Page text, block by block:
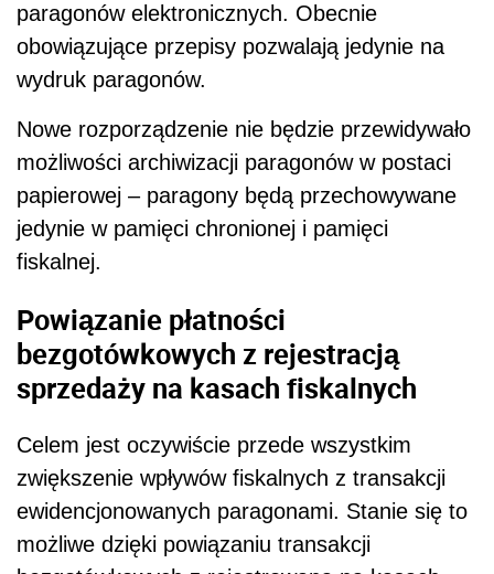
paragonów elektronicznych. Obecnie
obowiązujące przepisy pozwalają jedynie na
wydruk paragonów.
Nowe rozporządzenie nie będzie przewidywało
możliwości archiwizacji paragonów w postaci
papierowej – paragony będą przechowywane
jedynie w pamięci chronionej i pamięci
fiskalnej.
Powiązanie płatności
bezgotówkowych z rejestracją
sprzedaży na kasach fiskalnych
Celem jest oczywiście przede wszystkim
zwiększenie wpływów fiskalnych z transakcji
ewidencjonowanych paragonami. Stanie się to
możliwe dzięki powiązaniu transakcji